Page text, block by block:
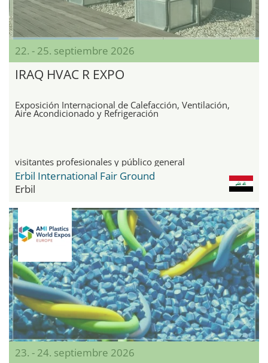
22. - 25. septiembre 2026
IRAQ HVAC R EXPO
Exposición Internacional de Calefacción, Ventilación,
Aire Acondicionado y Refrigeración
visitantes profesionales y público general
Erbil International Fair Ground
Erbil
23. - 24. septiembre 2026